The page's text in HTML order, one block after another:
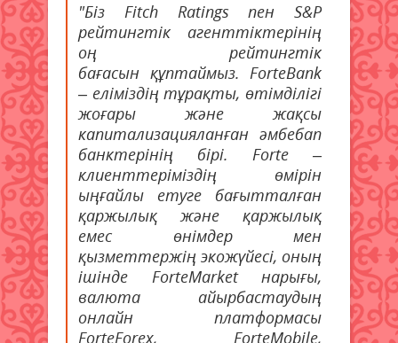
"Біз Fitch Ratings пен S&P
рейтингтік агенттіктерінің
оң рейтингтік
бағасын құптаймыз. ForteBank
– еліміздің тұрақты, өтімділігі
жоғары және жақсы
капитализацияланған әмбебап
банктерінің бірі. Forte –
клиенттеріміздің өмірін
ыңғайлы етуге бағытталған
қаржылық және қаржылық
емес өнімдер мен
қызметтержің экожүйесі, оның
ішінде ForteMarket нарығы,
валюта айырбастаудың
онлайн платформасы
ForteForex, ForteMobile,